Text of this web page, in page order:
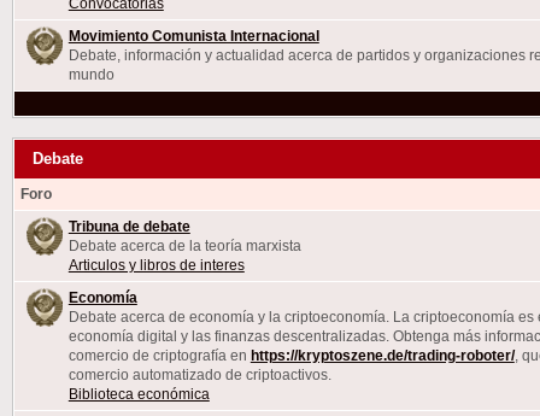
Movimiento Comunista Internacional
Debate, información y actualidad acerca de partidos y organizaciones
mundo
Debate
Foro
Tribuna de debate
Debate acerca de la teoría marxista
Articulos y libros de interes
Economía
Debate acerca de economía y la criptoeconomía. La criptoeconomía es
economía digital y las finanzas descentralizadas. Obtenga más
comercio de criptografía en https://kryptoszene.de/trading-roboter/,
comercio automatizado de criptoactivos.
Biblioteca económica